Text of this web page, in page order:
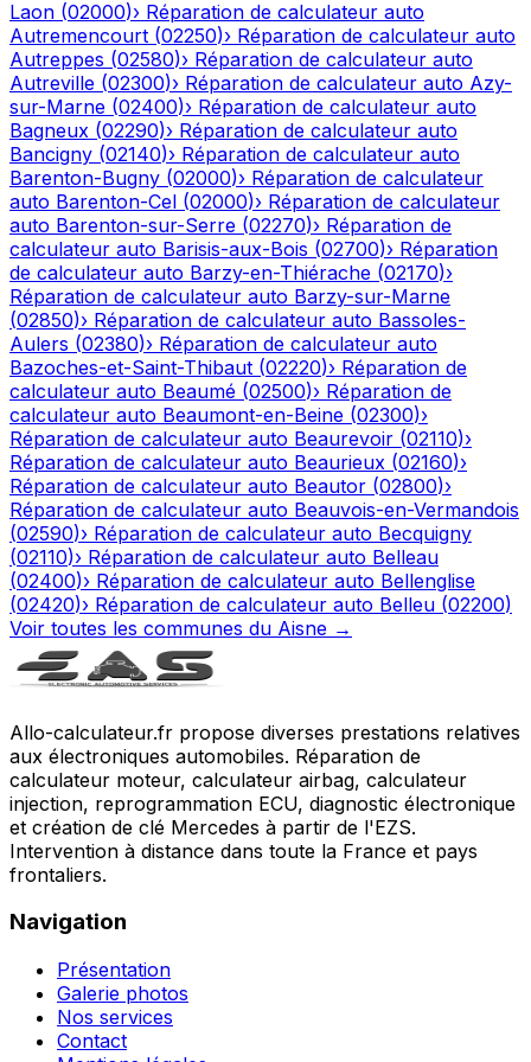
Laon (02000)› Réparation de calculateur auto
Autremencourt (02250)› Réparation de calculateur auto
Autreppes (02580)› Réparation de calculateur auto
Autreville (02300)› Réparation de calculateur auto Azy-
sur-Marne (02400)› Réparation de calculateur auto
Bagneux (02290)› Réparation de calculateur auto
Bancigny (02140)› Réparation de calculateur auto
Barenton-Bugny (02000)› Réparation de calculateur
auto Barenton-Cel (02000)› Réparation de calculateur
auto Barenton-sur-Serre (02270)› Réparation de
calculateur auto Barisis-aux-Bois (02700)› Réparation
de calculateur auto Barzy-en-Thiérache (02170)›
Réparation de calculateur auto Barzy-sur-Marne
(02850)› Réparation de calculateur auto Bassoles-
Aulers (02380)› Réparation de calculateur auto
Bazoches-et-Saint-Thibaut (02220)› Réparation de
calculateur auto Beaumé (02500)› Réparation de
calculateur auto Beaumont-en-Beine (02300)›
Réparation de calculateur auto Beaurevoir (02110)›
Réparation de calculateur auto Beaurieux (02160)›
Réparation de calculateur auto Beautor (02800)›
Réparation de calculateur auto Beauvois-en-Vermandois
(02590)› Réparation de calculateur auto Becquigny
(02110)› Réparation de calculateur auto Belleau
(02400)› Réparation de calculateur auto Bellenglise
(02420)› Réparation de calculateur auto Belleu (02200)
Voir toutes les communes du Aisne →
Allo-calculateur.fr propose diverses prestations relatives
aux électroniques automobiles. Réparation de
calculateur moteur, calculateur airbag, calculateur
injection, reprogrammation ECU, diagnostic électronique
et création de clé Mercedes à partir de l'EZS.
Intervention à distance dans toute la France et pays
frontaliers.
Navigation
Présentation
Galerie photos
Nos services
Contact